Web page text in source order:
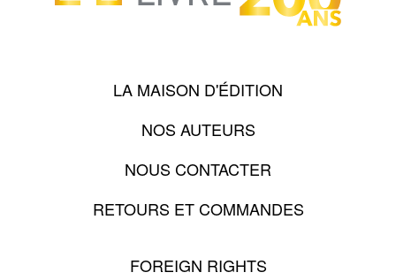
LA MAISON D'ÉDITION
NOS AUTEURS
NOUS CONTACTER
RETOURS ET COMMANDES
FOREIGN RIGHTS